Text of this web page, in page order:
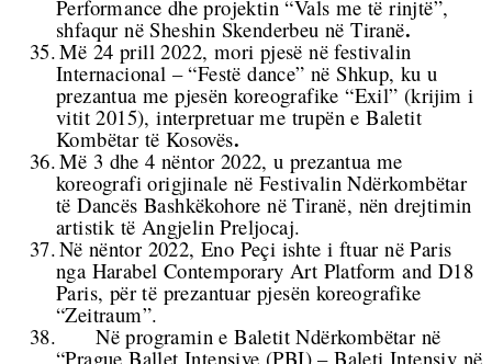
Performance dhe projektin “Vals me të rinjtë”,
shfaqur në Sheshin Skenderbeu në Tiranë.
35.Më 24 prill 2022, mori pjesë në festivalin
Internacional – “Festë dance” në Shkup, ku u
prezantua me pjesën koreografike “Exil” (krijim i
vitit 2015), interpretuar me trupën e Baletit
Kombëtar të Kosovës.
36.Më 3 dhe 4 nëntor 2022, u prezantua me
koreografi origjinale në Festivalin Ndërkombëtar
të Dancës Bashkëkohore në Tiranë, nën drejtimin
artistik të Angjelin Preljocaj.
37.Në nëntor 2022, Eno Peçi ishte i ftuar në Paris
nga Harabel Contemporary Art Platform and D18
Paris, për të prezantuar pjesën koreografike
“Zeitraum”.
38.
Në programin e Baletit Ndërkombëtar në
“Prague Ballet Intensive (PBI) – Baleti Intensiv në